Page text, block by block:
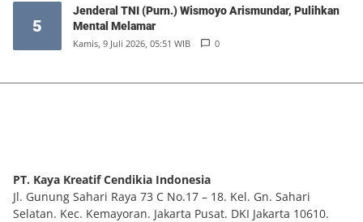
5
Jenderal TNI (Purn.) Wismoyo Arismundar, Pulihkan
Mental Melamar
Kamis, 9 Juli 2026, 05:51 WIB 0
PT. Kaya Kreatif Cendikia Indonesia
Jl. Gunung Sahari Raya 73 C No.17 – 18. Kel. Gn. Sahari
Selatan. Kec. Kemayoran. Jakarta Pusat. DKI Jakarta 10610.